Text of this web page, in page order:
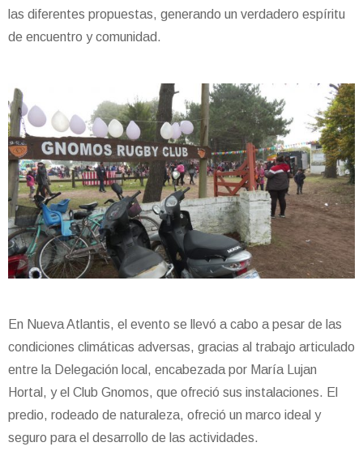
las diferentes propuestas, generando un verdadero espíritu
de encuentro y comunidad.
En Nueva Atlantis, el evento se llevó a cabo a pesar de las
condiciones climáticas adversas, gracias al trabajo articulado
entre la Delegación local, encabezada por María Lujan
Hortal, y el Club Gnomos, que ofreció sus instalaciones. El
predio, rodeado de naturaleza, ofreció un marco ideal y
seguro para el desarrollo de las actividades.